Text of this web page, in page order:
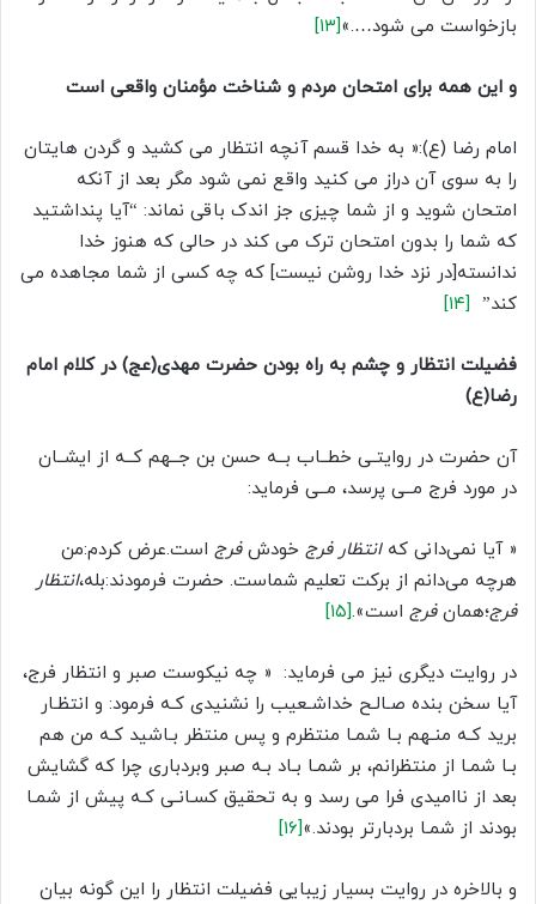
بازخواست می شود….»[۱۳]
و این همه برای امتحان مردم و شناخت مؤمنان واقعی است
امام رضا (ع):« به خدا قسم آنچه انتظار می کشید و گردن هایتان
را به سوی آن دراز می کنید واقع نمی شود مگر بعد از آنکه
امتحان شوید و از شما چیزی جز اندک باقی نماند: “آیا پنداشتید
که شما را بدون امتحان ترک می کند در حالی که هنوز خدا
ندانسته[در نزد خدا روشن نیست] که چه کسی از شما مجاهده می
کند” [۱۴]
فضیلت انتظار و چشم به راه بودن حضرت مهدی(عج) در کلام امام
رضا(ع)
آن حضرت در روایتـی خطــاب بــه حسن بن جــهم کــه از ایشــان
در مورد فرج مــی پرسد، مــی فرماید:
« آیا نمى‌دانى کهانتظار فرج خودشفرج است.عرض کردم:من
هرچه مى‌دانم از برکت تعلیم شماست. حضرت فرمودند:بله،انتظار
فرج؛همانفرج است».[۱۵]
در روایت دیگری نیز می فرماید: « چه نیکوست صبر و انتظار فرج،
آیا سخن بنده صـالـح خداشـعیب را نشنیدی کـه فرمود: و انتظـار
برید کـه منـهم بـا شمـا منتظرم و پس منتظر بـاشید کـه من هم
بـا شمـا از منتظرانم، بر شمـا بـاد بـه صبر وبردباری چرا که گشایش
بعد از ناامیدی فرا می رسد و به تحقیق کسـانـی کـه پیش از شمـا
بودند از شمـا بردبارتر بودند.»[۱۶]
و بالاخره در روایت بسیار زیبایی فضیلت انتظار را این گونه بیان